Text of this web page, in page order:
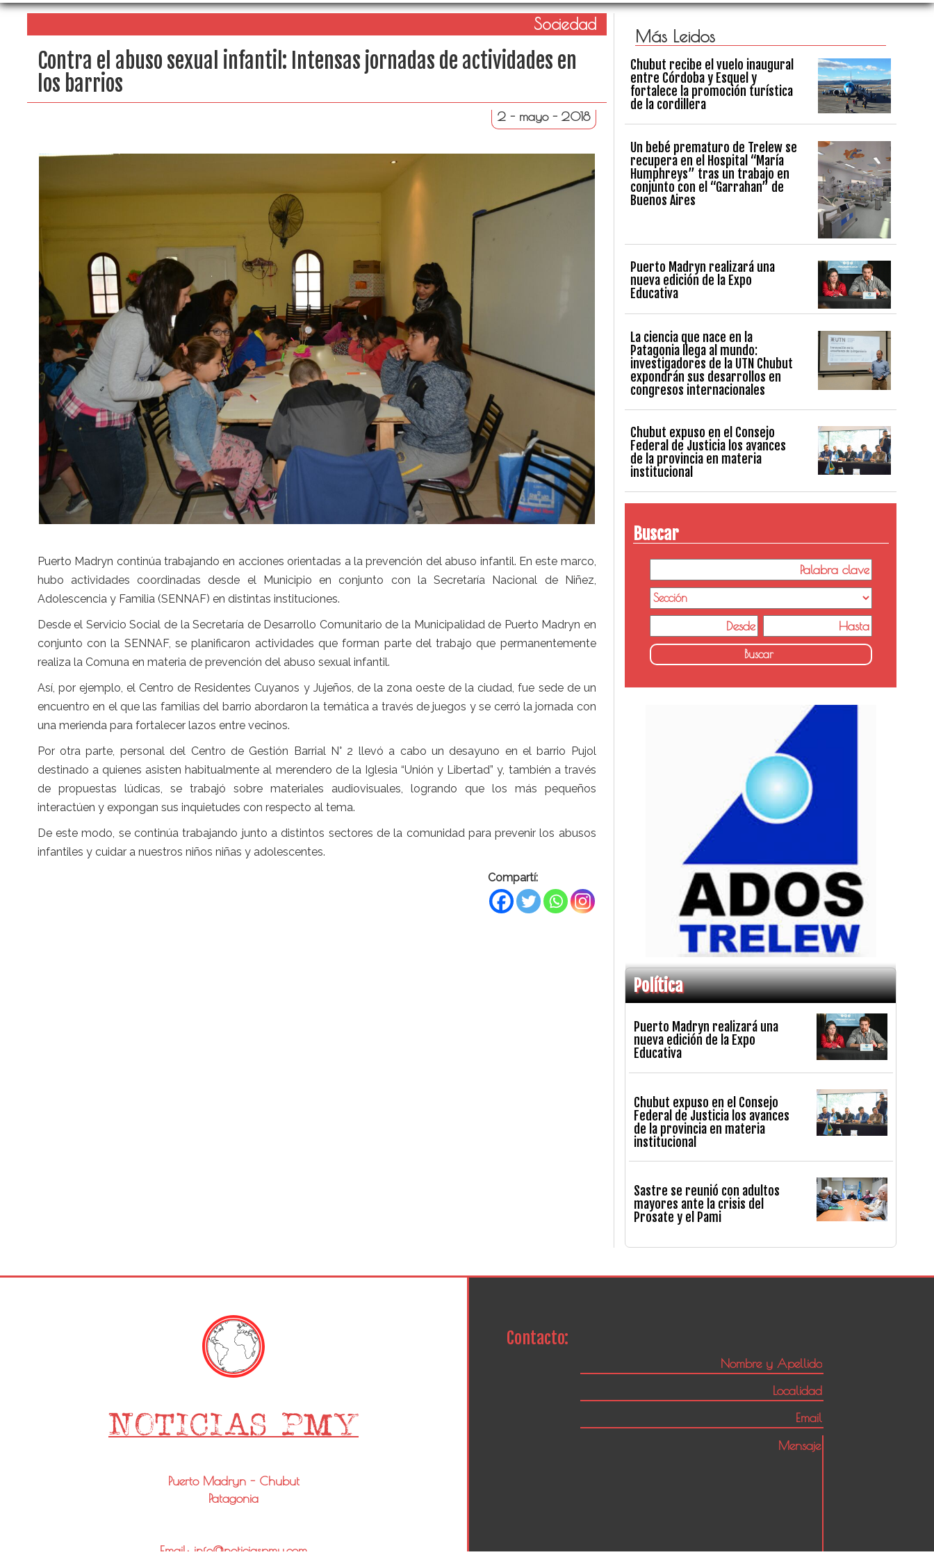
Sociedad
Contra el abuso sexual infantil: Intensas jornadas de actividades en
los barrios
2 - mayo - 2018
Puerto Madryn continúa trabajando en acciones orientadas a la prevención del abuso infantil. En este marco,
hubo actividades coordinadas desde el Municipio en conjunto con la Secretaría Nacional de Niñez,
Adolescencia y Familia (SENNAF) en distintas instituciones.
Desde el Servicio Social de la Secretaría de Desarrollo Comunitario de la Municipalidad de Puerto Madryn en
conjunto con la SENNAF, se planificaron actividades que forman parte del trabajo que permanentemente
realiza la Comuna en materia de prevención del abuso sexual infantil.
Así, por ejemplo, el Centro de Residentes Cuyanos y Jujeños, de la zona oeste de la ciudad, fue sede de un
encuentro en el que las familias del barrio abordaron la temática a través de juegos y se cerró la jornada con
una merienda para fortalecer lazos entre vecinos.
Por otra parte, personal del Centro de Gestión Barrial N° 2 llevó a cabo un desayuno en el barrio Pujol
destinado a quienes asisten habitualmente al merendero de la Iglesia “Unión y Libertad” y, también a través
de propuestas lúdicas, se trabajó sobre materiales audiovisuales, logrando que los más pequeños
interactúen y expongan sus inquietudes con respecto al tema.
De este modo, se continúa trabajando junto a distintos sectores de la comunidad para prevenir los abusos
infantiles y cuidar a nuestros niños niñas y adolescentes.
Compartí:
Más Leidos
Chubut recibe el vuelo inaugural
entre Córdoba y Esquel y
fortalece la promoción turística
de la cordillera
Un bebé prematuro de Trelew se
recupera en el Hospital “María
Humphreys” tras un trabajo en
conjunto con el “Garrahan” de
Buenos Aires
Puerto Madryn realizará una
nueva edición de la Expo
Educativa
La ciencia que nace en la
Patagonia llega al mundo:
investigadores de la UTN Chubut
expondrán sus desarrollos en
congresos internacionales
Chubut expuso en el Consejo
Federal de Justicia los avances
de la provincia en materia
institucional
Buscar
Política
Puerto Madryn realizará una
nueva edición de la Expo
Educativa
Chubut expuso en el Consejo
Federal de Justicia los avances
de la provincia en materia
institucional
Sastre se reunió con adultos
mayores ante la crisis del
Prosate y el Pami
Puerto Madryn - Chubut
Patagonia
Email: info@noticiaspmy.com
Contacto: